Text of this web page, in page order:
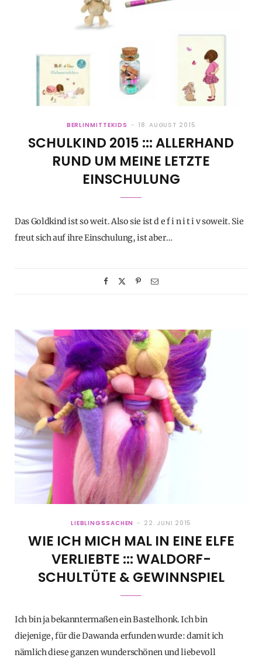
BERLINMITTEKIDS 18. AUGUST 2015
SCHULKIND 2015 ::: ALLERHAND
RUND UM MEINE LETZTE
EINSCHULUNG
Das Goldkind ist so weit. Also sie ist d e f i n i t i v soweit. Sie
freut sich auf ihre Einschulung, ist aber…
LIEBLINGSSACHEN 22. JUNI 2015
WIE ICH MICH MAL IN EINE ELFE
VERLIEBTE ::: WALDORF-
SCHULTÜTE & GEWINNSPIEL
Ich bin ja bekanntermaßen ein Bastelhonk. Ich bin
diejenige, für die Dawanda erfunden wurde: damit ich
nämlich diese ganzen wunderschönen und liebevoll